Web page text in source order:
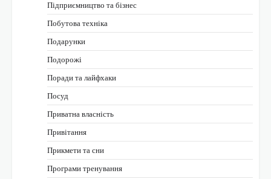
Підприємництво та бізнес
Побутова техніка
Подарунки
Подорожі
Поради та лайфхаки
Посуд
Приватна власність
Привітання
Прикмети та сни
Програми тренування